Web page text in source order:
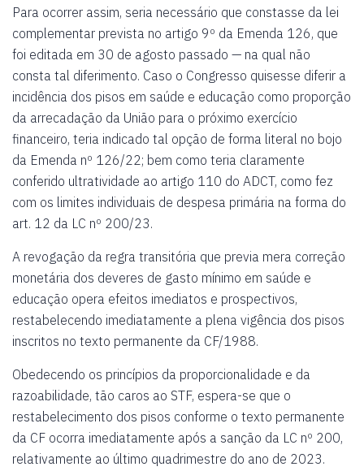
Para ocorrer assim, seria necessário que constasse da lei
complementar prevista no artigo 9º da Emenda 126, que
foi editada em 30 de agosto passado — na qual não
consta tal diferimento. Caso o Congresso quisesse diferir a
incidência dos pisos em saúde e educação como proporção
da arrecadação da União para o próximo exercício
financeiro, teria indicado tal opção de forma literal no bojo
da Emenda nº 126/22; bem como teria claramente
conferido ultratividade ao artigo 110 do ADCT, como fez
com os limites individuais de despesa primária na forma do
art. 12 da LC nº 200/23.
A revogação da regra transitória que previa mera correção
monetária dos deveres de gasto mínimo em saúde e
educação opera efeitos imediatos e prospectivos,
restabelecendo imediatamente a plena vigência dos pisos
inscritos no texto permanente da CF/1988.
Obedecendo os princípios da proporcionalidade e da
razoabilidade, tão caros ao STF, espera-se que o
restabelecimento dos pisos conforme o texto permanente
da CF ocorra imediatamente após a sanção da LC nº 200,
relativamente ao último quadrimestre do ano de 2023.